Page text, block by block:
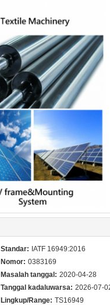
Standar: IATF 16949:2016
Nomor: 0383169
Masalah tanggal: 2020-04-28
Tanggal kadaluwarsa: 2026-07-
Lingkup/Range: TS16949